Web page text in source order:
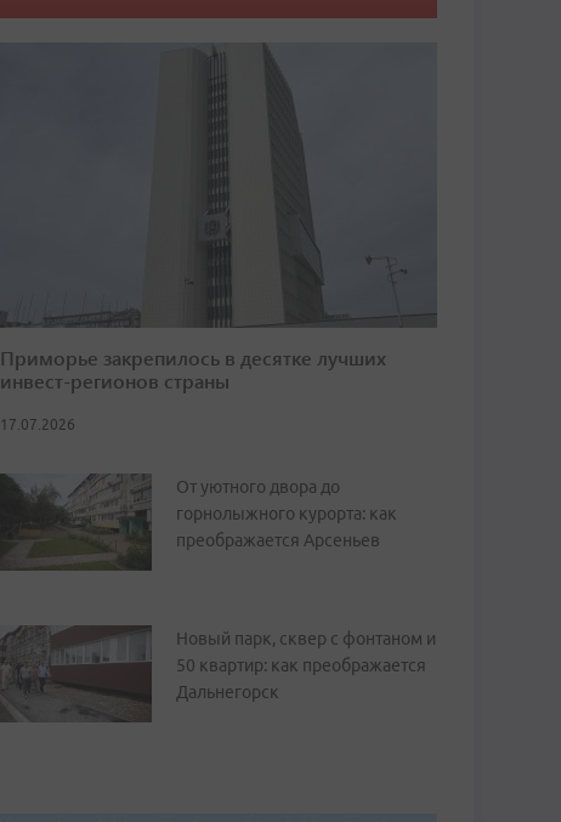
Приморье закрепилось в десятке лучших
инвест-регионов страны
17.07.2026
От уютного двора до
горнолыжного курорта: как
преображается Арсеньев
Новый парк, сквер с фонтаном и
50 квартир: как преображается
Дальнегорск